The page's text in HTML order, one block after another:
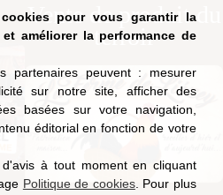
pour vous garantir la
améliorer la performance de
partenaires peuvent : mesurer
sur notre site, afficher des
basées sur votre navigation,
éditorial en fonction de votre
à tout moment en cliquant
Politique de cookies. Pour plus
Vente de produit du
terroir